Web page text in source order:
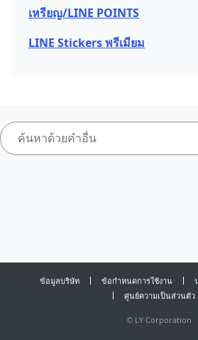
เหรียญ/LINE POINTS
LINE Stickers พรีเมียม
ข้อมูลบริษัท ข้อกำหนดการใช้งาน
ศูนย์ความเป็นส่วนตัว
© LY Corporation